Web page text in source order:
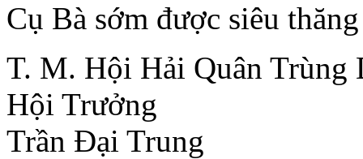
Cụ Bà sớm được siêu
T. M. Hội Hải Quân Trùng
Hội Trưởng
Trần Ðại Trung